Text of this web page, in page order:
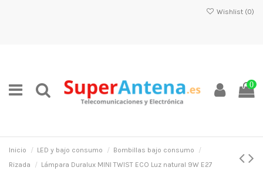
Wishlist (0)
0
Inicio LED y bajo consumo
Bombillas bajo consumo
Rizada
Lámpara Duralux MINI TWIST ECO Luz natural 9W E27